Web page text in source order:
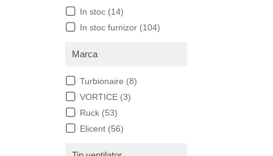
In stoc (14)
In stoc furnizor (104)
Marca
Turbionaire (8)
VORTICE (3)
Ruck (53)
Elicent (56)